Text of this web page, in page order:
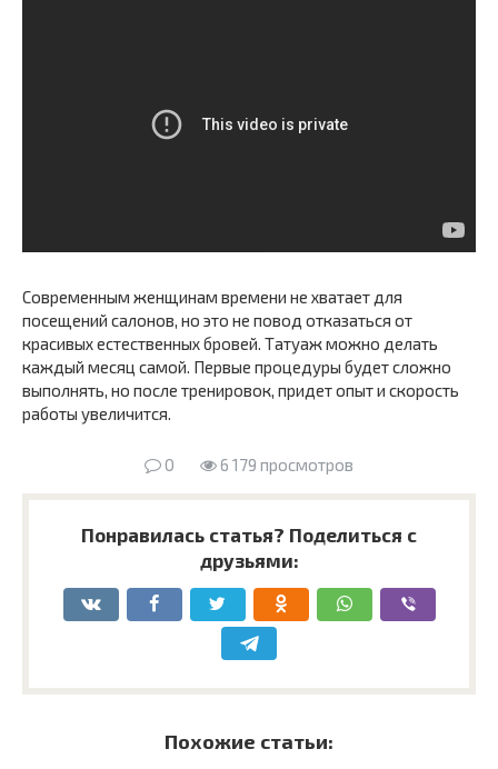
Современным женщинам времени не хватает для
посещений салонов, но это не повод отказаться от
красивых естественных бровей. Татуаж можно делать
каждый месяц самой. Первые процедуры будет сложно
выполнять, но после тренировок, придет опыт и скорость
работы увеличится.
0 6 179 просмотров
Понравилась статья? Поделиться с
друзьями:
Похожие статьи: